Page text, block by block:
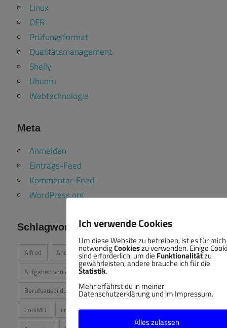
Linux
OER
Prüfungsformat
Qualitätsmanagement
Shelly
Ubuntu
Webtechnologie
Meta
Anmelden
Eintrags-Feed
Kommentar-Feed
WordPress.org
Schlagworte
Alfred Android App Apple
Applescript
Aufgaben von Ausbildern
Berufsausbildung
BigBlueButton
Bildung
CodiMD
cross-platform
digitale Bildung
Ich verwende Cookies
Um diese Website zu betreiben, ist es für mich
notwendigCookieszu verwenden. Einige
sind erforderlich, um dieFunktionalitätzu
gewährleisten, andere brauche ich für die
Statistik.
Mehr erfährst du in meiner
Datenschutzerklärung und im Impressum.
Alles zulassen